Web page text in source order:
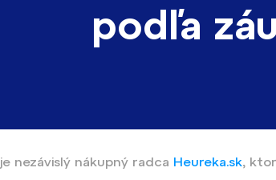
podľa
je nezávislý nákupný radca Heureka.sk